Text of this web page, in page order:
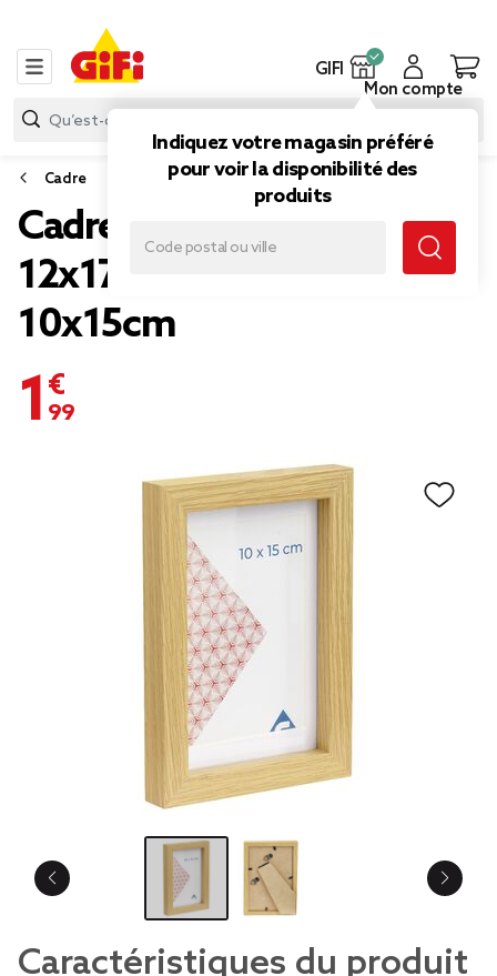
GIFI
Indiquez votre magasin préféré
pour voir la disponibilité des
produits
Mon compte
Cadre
Cadre photo bois clair
12x17cm pour photo
10x15cm
1,99 €
Caractéristiques du produit